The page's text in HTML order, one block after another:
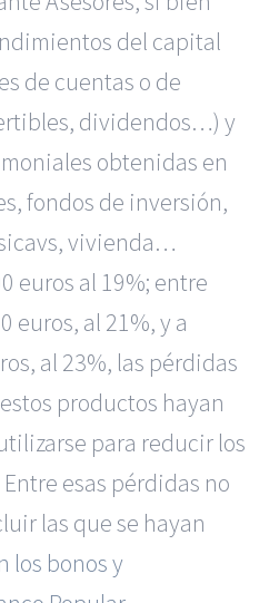
del capital
de cuentas o de
dividendos…) y
obtenidas en
fondos de inversión,
vivienda…
euros al 19%; entre
euros, al 21%, y a
al 23%, las pérdidas
productos hayan
para reducir los
esas pérdidas no
las que se hayan
los bonos y